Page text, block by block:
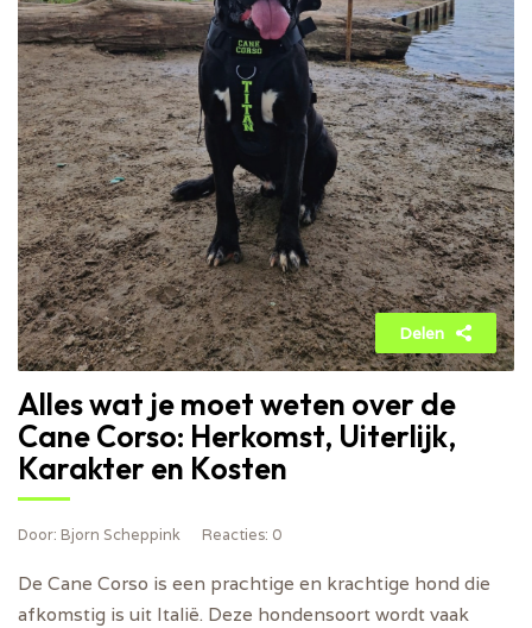
Delen
Alles wat je moet weten over de
Cane Corso: Herkomst, Uiterlijk,
Karakter en Kosten
Door: Bjorn Scheppink Reacties: 0
De Cane Corso is een prachtige en krachtige hond die
afkomstig is uit Italië. Deze hondensoort wordt vaak